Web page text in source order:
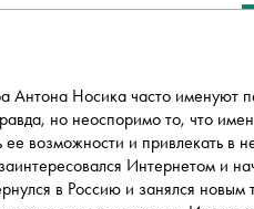
Носика часто именуют
но неоспоримо то, что
ее возможности и привлекать
Интернетом и
в Россию и занялся